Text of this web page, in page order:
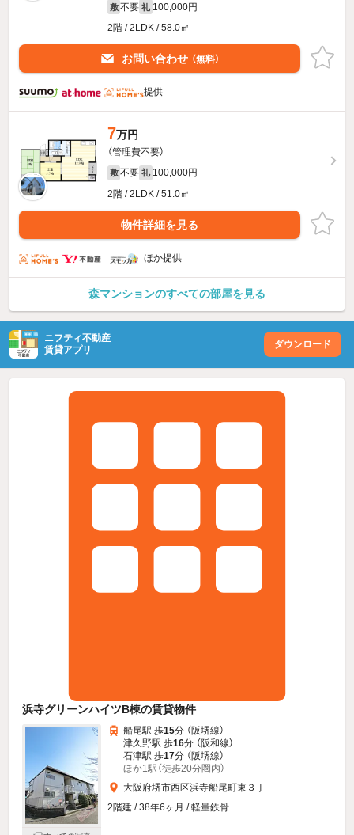
敷 不要 礼 100,000円
2階 / 2LDK / 58.0㎡
お問い合わせ （無料）
提供
7万円
（管理費不要）
敷 不要 礼 100,000円
2階 / 2LDK / 51.0㎡
物件詳細を見る
ほか提供
森マンションのすべての部屋を見る
ニフティ不動産
賃貸アプリ
ダウンロード
浜寺グリーンハイツB棟の賃貸物件
船尾駅 歩15分 （阪堺線）
津久野駅 歩16分 （阪和線）
石津駅 歩17分 （阪堺線）
ほか1駅（徒歩20分圏内）
大阪府堺市西区浜寺船尾町東３丁
2階建 / 38年6ヶ月 / 軽量鉄骨